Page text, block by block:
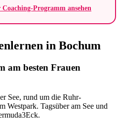
Coaching-Programm ansehen
in Bochum
am besten Frauen
See, rund um die Ruhr-
Westpark. Tagsüber am See und